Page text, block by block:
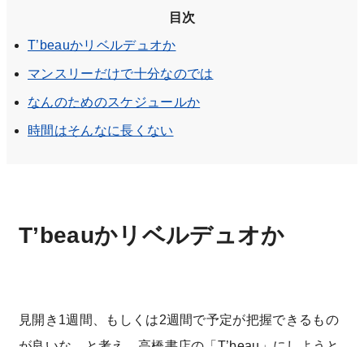
目次
T’beauかリベルデュオか
マンスリーだけで十分なのでは
なんのためのスケジュールか
時間はそんなに長くない
T’beauかリベルデュオか
見開き1週間、もしくは2週間で予定が把握できるもの